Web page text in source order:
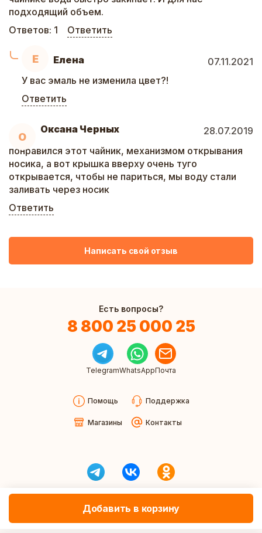
Добавить в корзину
подходящий объем.
Ответов: 1 Ответить
Е Елена
07.11.2021
У вас эмаль не изменила цвет?!
Ответить
О
Оксана Черных
28.07.2019
понравился этот чайник, механизмом открывания
носика, а вот крышка вверху очень туго
открывается, чтобы не париться, мы воду стали
заливать через носик
Ответить
Написать свой отзыв
Есть вопросы?
8 800 25 000 25
TelegramWhatsAppПочта
Помощь Поддержка
Магазины Контакты